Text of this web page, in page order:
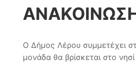
Ο Δήμος Λέρου συμμετέχει
μονάδα θα βρίσκεται στο